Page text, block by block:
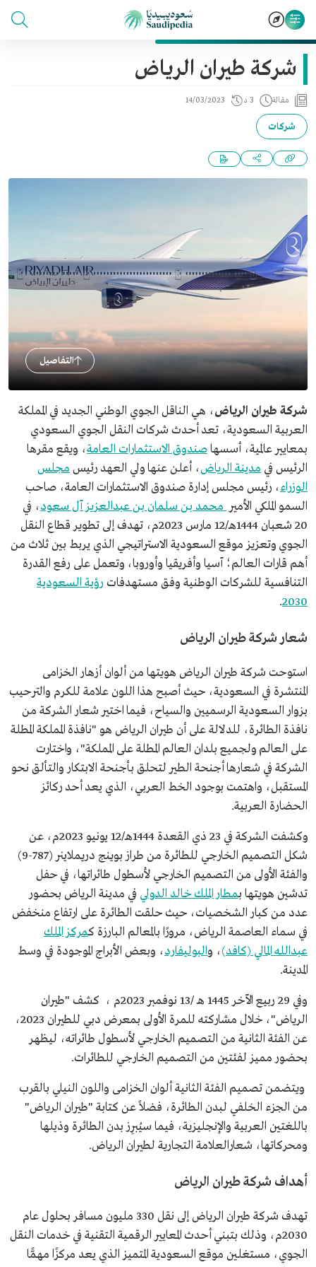
شركة طيران الرياض
مقالة 3 د 14/03/2023
شركات
التفاصيل
شركة طيران الرياض، هي الناقل الجوي الوطني الجديد في المملكة
العربية السعودية، تعد أحدث شركات النقل الجوي السعودي
بمعايير عالمية، أسسهاصندوق الاستثمارات العامة، ويقع مقرها
الرئيس في مدينة الرياض، أعلن عنها ولي العهد رئيس مجلس
الوزراء، رئيس مجلس إدارة صندوق الاستثمارات العامة، صاحب
السمو الملكي الأمير محمد بن سلمان بن عبدالعزيز آل سعود، في
20 شعبان 1444هـ/12 مارس 2023م، تهدف إلى تطوير قطاع النقل
الجوي وتعزيز موقع السعودية الاستراتيجي الذي يربط بين ثلاث من
أهم قارات العالم؛ آسيا وأفريقيا وأوروبا، وتعمل على رفع القدرة
التنافسية للشركات الوطنية وفق مستهدفات رؤية السعودية
2030
.
شعار شركة طيران الرياض
استوحت شركة طيران الرياض هويتها من ألوان أزهار الخزامى
المنتشرة في السعودية، حيث أصبح هذا اللون علامة للكرم والترحيب
بزوار السعودية الرسميين والسياح، فيما اختير شعار الشركة من
نافذة الطائرة، للدلالة على أن طيران الرياض هو "نافذة المملكة المطلة
على العالم ولجميع بلدان العالم المطلة على المملكة"، واختارت
الشركة في شعارها أجنحة الطير لتحلق بأجنحة الابتكار والتألق نحو
المستقبل، واهتمت بوجود الخط العربي، الذي يعد أحد ركائز
الحضارة العربية.
وكشفت الشركة في 23 ذي القعدة 1444هـ/12 يونيو 2023م، عن
شكل التصميم الخارجي للطائرة من طراز بوينج دريملاينر (787-9)
والفئة الأولى من التصميم الخارجي لأسطول طائراتها، في حفل
تدشين هويتها بمطار الملك خالد الدولي في مدينة الرياض بحضور
عدد من كبار الشخصيات، حيث حلقت الطائرة على ارتفاع منخفض
في سماء العاصمة الرياض، مرورًا بالمعالم البارزة كمركز الملك
عبدالله المالي (كافد)، والبوليفارد، وبعض الأبراج الموجودة في وسط
المدينة.
وفي 29 ربيع الآخر 1445 هـ /13 نوفمبر 2023م ، كشف "طيران
الرياض"، خلال مشاركته للمرة الأولى بمعرض دبي للطيران 2023،
عن الفئة الثانية من التصميم الخارجي لأسطول طائراته، ليظهر
بحضور مميز لفئتين من التصميم الخارجي للطائرات.
ويتضمن تصميم الفئة الثانية ألوان الخزامى واللون النيلي بالقرب
من الجزء الخلفي لبدن الطائرة، فضلاً عن كتابة "طيران الرياض"
باللغتين العربية والإنجليزية، فيما سيُبرِز بدن الطائرة وذيلها
ومحركاتها، شعارالعلامة التجارية لطيران الرياض.
أهداف شركة طيران الرياض
تهدف شركة طيران الرياض إلى نقل 330 مليون مسافر بحلول عام
2030م، وذلك بتبني أحدث المعايير الرقمية التقنية في خدمات النقل
الجوي، مستغلين موقع السعودية المتميز الذي يعد مركزًا مهمًّا